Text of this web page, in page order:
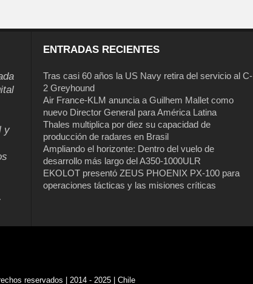
y
ENTRADAS RECIENTES
Tras casi 60 años la US Navy retira del servicio al C-
2 Greyhound
Air France-KLM anuncia a Guilhem Mallet como
nuevo Director General para América Latina
Thales multiplica por diez su capacidad de
producción de radares en Brasil
Ampliando el horizonte: Dentro del vuelo de
desarrollo más largo del A350-1000ULR
EKOLOT presentó ZEUS PHOENIX PX-100 para
operaciones tácticas y las misiones críticas
reservados | 2014 - 2025 | Chile